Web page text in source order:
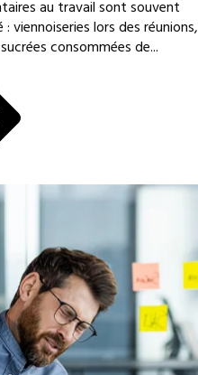
au travail sont souvent
lors des réunions,
consommées de...